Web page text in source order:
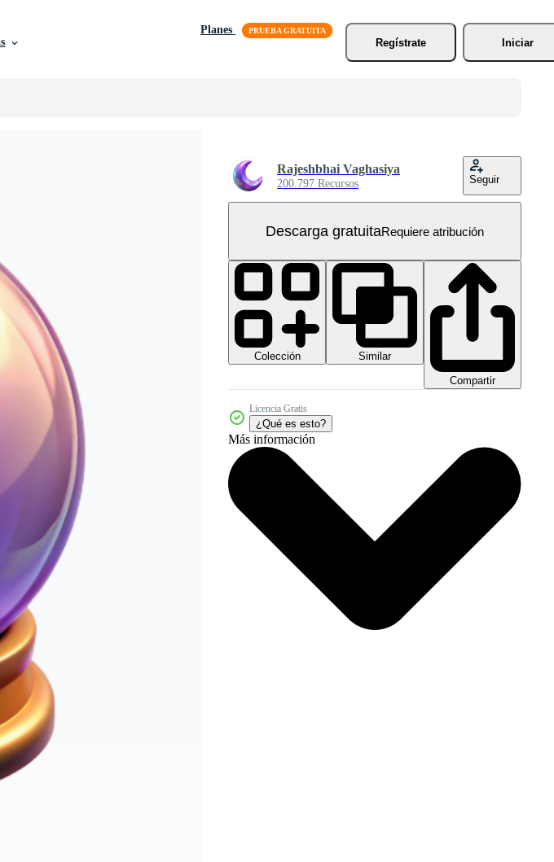
Planes
Regístrate
Iniciar
Rajeshbhai Vaghasiya
200.797 Recursos Seguir
Descarga gratuitaRequiere atribución
Colección
Similar
Compartir
Licencia Gratis
¿Qué es esto?
Más información